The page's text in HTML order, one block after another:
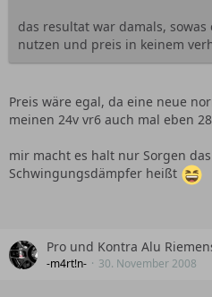
das resultat war damals,
nutzen und preis in keinem
Preis wäre egal, da eine neue
meinen 24v vr6 auch mal eben
mir macht es halt nur Sorgen
Schwingungsdämpfer heißt
Pro und Kontra Alu
-m4rt!n- 30. November 2008